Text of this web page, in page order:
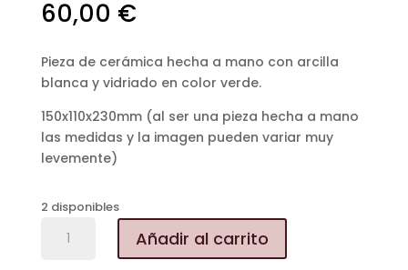
60,00 €
Pieza de cerámica hecha a mano con arcilla
blanca y vidriado en color verde.
150x110x230mm (al ser una pieza hecha a mano
las medidas y la imagen pueden variar muy
levemente)
2 disponibles
cantidad
Añadir al carrito